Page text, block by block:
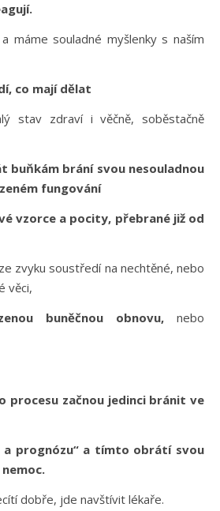
máme souladné myšlenky s naším
co mají dělat
stav zdraví i věčně, soběstačně
buňkám brání svou nesouladnou
fungování
vzorce a pocity, přebrané již od
zvyku soustředí na nechtěné, nebo
věci,
buněčnou obnovu, nebo
procesu začnou jedinci bránit ve
a prognózu“ a tímto obrátí svou
dobře, jde navštívit lékaře.